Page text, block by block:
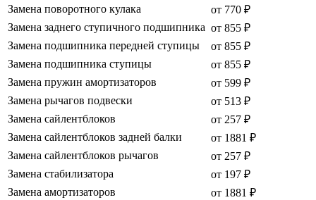
Замена поворотного кулака
от 770 ₽
Замена заднего ступичного подшипника от 855 ₽
Замена подшипника передней ступицы
от 855 ₽
Замена подшипника ступицы
от 855 ₽
Замена пружин амортизаторов
от 599 ₽
Замена рычагов подвески
от 513 ₽
Замена сайлентблоков
от 257 ₽
Замена сайлентблоков задней балки
от 1881 ₽
Замена сайлентблоков рычагов
от 257 ₽
Замена стабилизатора
от 197 ₽
Замена амортизаторов
от 1881 ₽